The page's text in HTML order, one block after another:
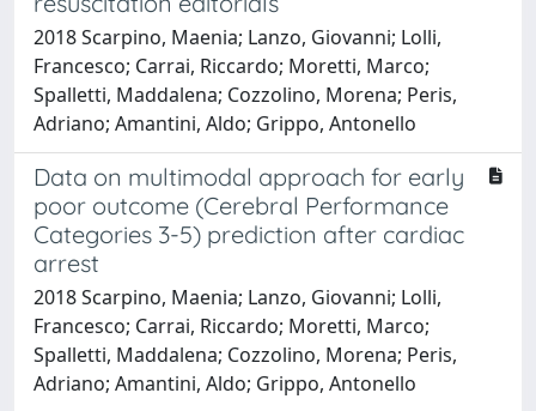
2018 Scarpino, Maenia; Lanzo, Giovanni; Lolli,
Francesco; Carrai, Riccardo; Moretti, Marco;
Spalletti, Maddalena; Cozzolino, Morena; Peris,
Adriano; Amantini, Aldo; Grippo, Antonello
Data on multimodal approach for early
poor outcome (Cerebral Performance
Categories 3-5) prediction after cardiac
arrest
2018 Scarpino, Maenia; Lanzo, Giovanni; Lolli,
Francesco; Carrai, Riccardo; Moretti, Marco;
Spalletti, Maddalena; Cozzolino, Morena; Peris,
Adriano; Amantini, Aldo; Grippo, Antonello